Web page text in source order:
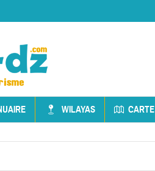
WILAYAS CARTE